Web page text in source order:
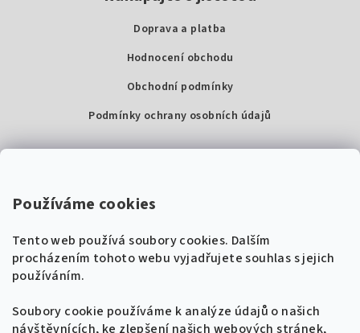
Používáme cookies
Tento web používá soubory cookies. Dalším
procházením tohoto webu vyjadřujete souhlas s jejich
používáním.
Soubory cookie používáme k analýze údajů o našich
návštěvnících, ke zlepšení našich webových stránek,
Doprava a platba
Hodnocení obchodu
Obchodní podmínky
Podmínky ochrany osobních údajů
Super Noty, s.r.o.
IČ: 04568672
+420 604 485 792
🎸 Naladíme tě na nové zpěvníky!